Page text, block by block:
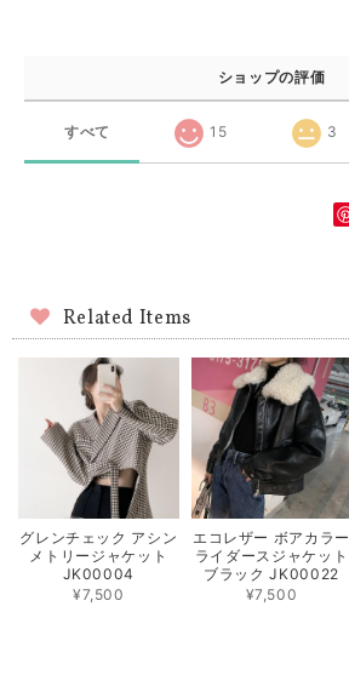
ショップの評価
すべて 15 3
Related Items
グレンチェック アシン
メトリージャケット
JK00004
¥7,500
エコレザー ボアカラー
ライダースジャケット
ブラック JK00022
¥7,500